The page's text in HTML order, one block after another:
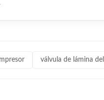
válvula de lámina